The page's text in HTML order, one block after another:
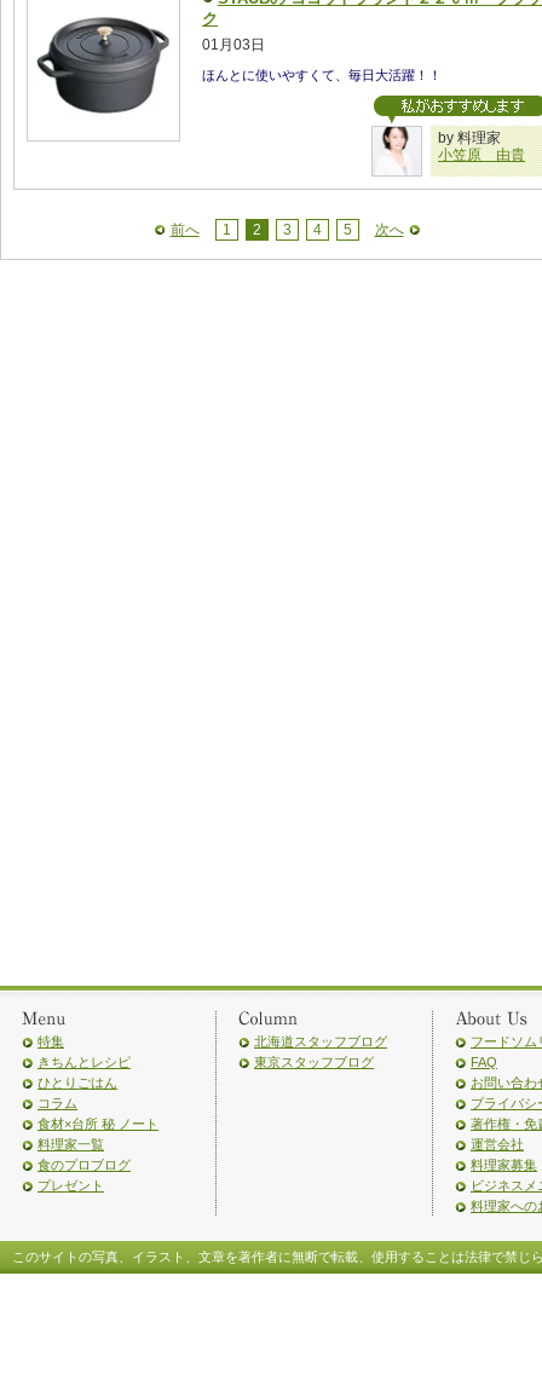
ク
01月03日
ほんとに使いやすくて、毎日大活躍！！
by 料理家
小笠原 由貴
前へ 1 2 3 4 5 次へ
特集
きちんとレシピ
ひとりごはん
コラム
食材×台所 秘 ノート
料理家一覧
食のプロブログ
プレゼント
北海道スタッフブログ
東京スタッフブログ
フードソム
FAQ
お問い合わ
プライバシ
著作権・免
運営会社
料理家募集
ビジネスメ
料理家への
このサイトの写真、イラスト、文章を著作者に無断で転載、使用することは法律で禁じ